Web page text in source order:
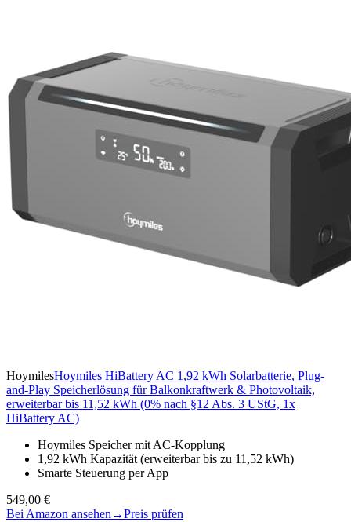
HoymilesHoymiles HiBattery AC 1,92 kWh Solarbatterie, Plug-
and-Play Speicherlösung für Balkonkraftwerk & Photovoltaik,
erweiterbar bis 11,52 kWh (0% nach §12 Abs. 3 UStG, 1x
HiBattery AC)
Hoymiles Speicher mit AC-Kopplung
1,92 kWh Kapazität (erweiterbar bis zu 11,52 kWh)
Smarte Steuerung per App
549,00 €
Bei Amazon ansehen →Preis prüfen